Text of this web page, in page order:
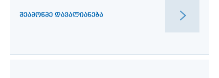
ᲨᲔᲐᲛᲝᲬᲛᲔ ᲓᲐᲕᲐᲚᲘᲐᲜᲔᲑᲐ